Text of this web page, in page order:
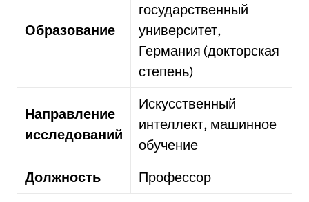
Образование
государственный
университет,
Германия (докторская
степень)
Направление
исследований
Искусственный
интеллект, машинное
обучение
Должность
Профессор